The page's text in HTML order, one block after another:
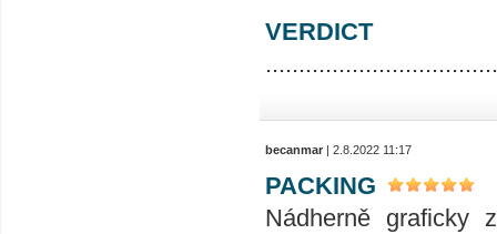
VERDICT
becanmar | 2.8.2022 11:17
PACKING
Nádherně graficky